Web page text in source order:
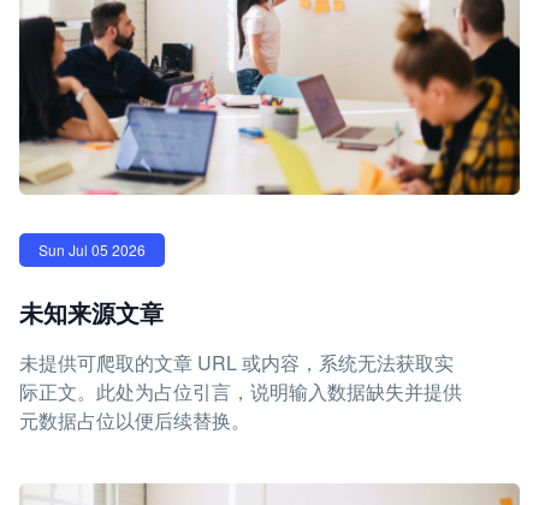
Sun Jul 05 2026
未知来源文章
未提供可爬取的文章 URL 或内容，系统无法获取实
际正文。此处为占位引言，说明输入数据缺失并提供
元数据占位以便后续替换。